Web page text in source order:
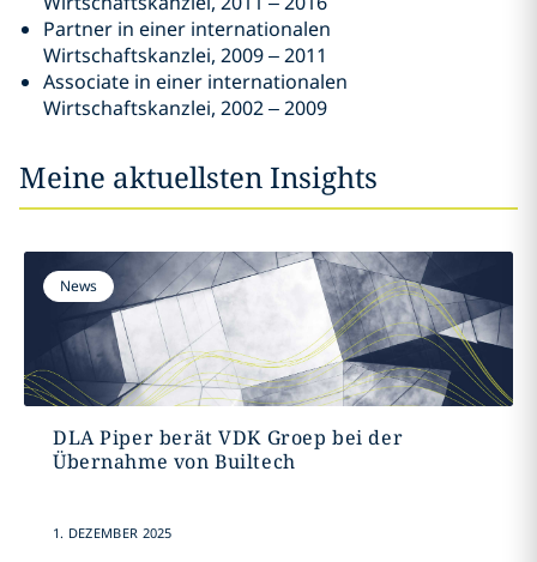
Partner in einer internationalen
Wirtschaftskanzlei, 2009 – 2011
Associate in einer internationalen
Wirtschaftskanzlei, 2002 – 2009
Meine aktuellsten Insights
News
DLA Piper berät VDK Groep bei der
Übernahme von Builtech
1. DEZEMBER 2025